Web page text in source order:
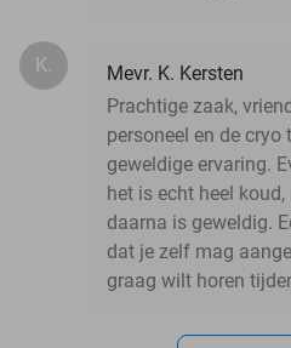
K.
Mevr. K. Kersten
Prachtige zaak,
personeel en de cryo
geweldige ervaring.
het is echt heel
daarna is geweldig.
dat je zelf mag
graag wilt horen